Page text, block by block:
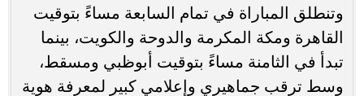
وتنطلق المباراة في تمام السابعة مساءً بتوقيت
القاهرة ومكة المكرمة والدوحة والكويت، بينما
تبدأ في الثامنة مساءً بتوقيت أبوظبي ومسقط،
وسط ترقب جماهيري وإعلامي كبير لمعرفة هوية